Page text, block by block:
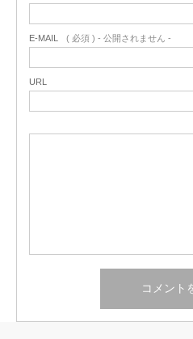
E-MAIL ( 必須 ) - 公開されません -
URL